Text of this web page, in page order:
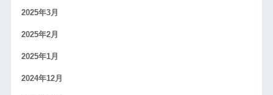
2025年3月
2025年2月
2025年1月
2024年12月